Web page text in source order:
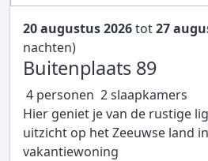
20 augustus 2026tot27
nachten)
Buitenplaats 89
4 personen 2 slaapkamers
Hier geniet je van de rustige
uitzicht op het Zeeuwse land
vakantiewoning